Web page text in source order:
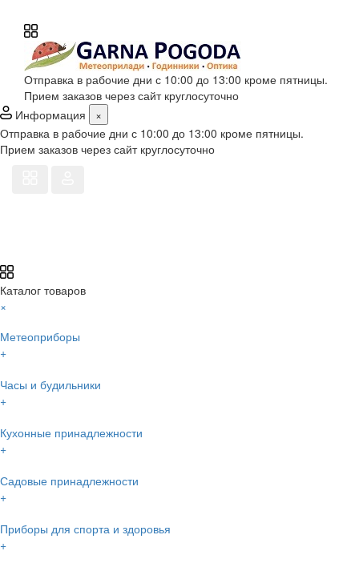
Отправка в рабочие дни с 10:00 до 13:00 кроме пятницы.
Прием заказов через сайт круглосуточно
Информация
×
Отправка в рабочие дни с 10:00 до 13:00 кроме пятницы.
Прием заказов через сайт круглосуточно
Каталог товаров
×
Метеоприборы
+
Часы и будильники
+
Кухонные принадлежности
+
Садовые принадлежности
+
Приборы для спорта и здоровья
+